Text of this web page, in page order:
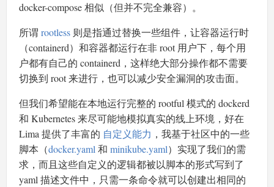
docker-compose 相似（但并不完全兼容）。
所谓 rootless 则是指通过替换一些组件，让容器运行时
（containerd）和容器都运行在非 root 用户下，每个用
户都有自己的 containerd，这样绝大部分操作都不需要
切换到 root 来进行，也可以减少安全漏洞的攻击面。
但我们希望能在本地运行完整的 rootful 模式的 dockerd
和 Kubernetes 来尽可能地模拟真实的线上环境，好在
Lima 提供了丰富的 自定义能力 ，我基于社区中的一些
脚本（docker.yaml 和 minikube.yaml）实现了我们的需
求，而且这些自定义的逻辑都被以脚本的形式写到了
yaml 描述文件中，只需一条命令就可以创建出相同的